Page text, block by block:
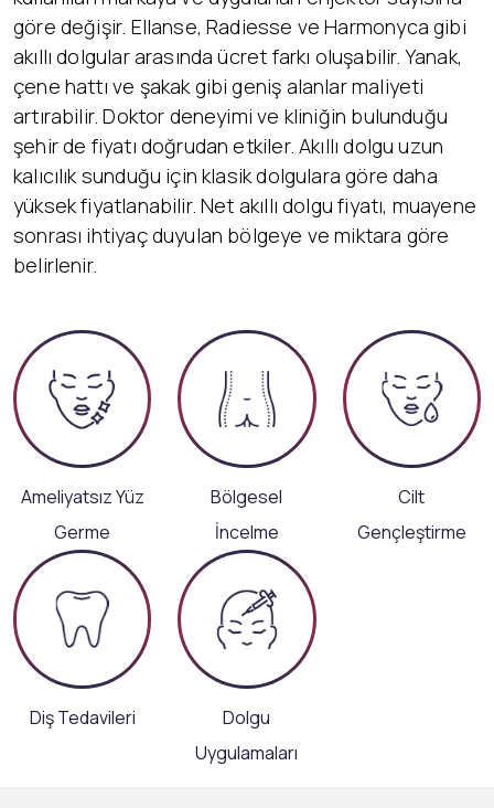
göre değişir. Ellanse, Radiesse ve Harmonyca gibi
akıllı dolgular arasında ücret farkı oluşabilir. Yanak,
çene hattı ve şakak gibi geniş alanlar maliyeti
artırabilir. Doktor deneyimi ve kliniğin bulunduğu
şehir de fiyatı doğrudan etkiler. Akıllı dolgu uzun
kalıcılık sunduğu için klasik dolgulara göre daha
yüksek fiyatlanabilir. Net akıllı dolgu fiyatı, muayene
sonrası ihtiyaç duyulan bölgeye ve miktara göre
belirlenir.
Ameliyatsız Yüz
Germe
Bölgesel
İncelme
Cilt
Gençleştirme
Diş Tedavileri
Dolgu
Uygulamaları